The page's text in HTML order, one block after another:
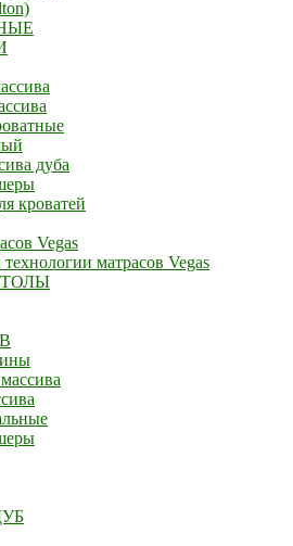
дуба
кроватей
Vegas
матрасов Vegas